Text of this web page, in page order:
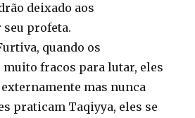
deixado aos
profeta.
quando os
fracos para lutar, eles
mas nunca
praticam Taqiyya, eles se